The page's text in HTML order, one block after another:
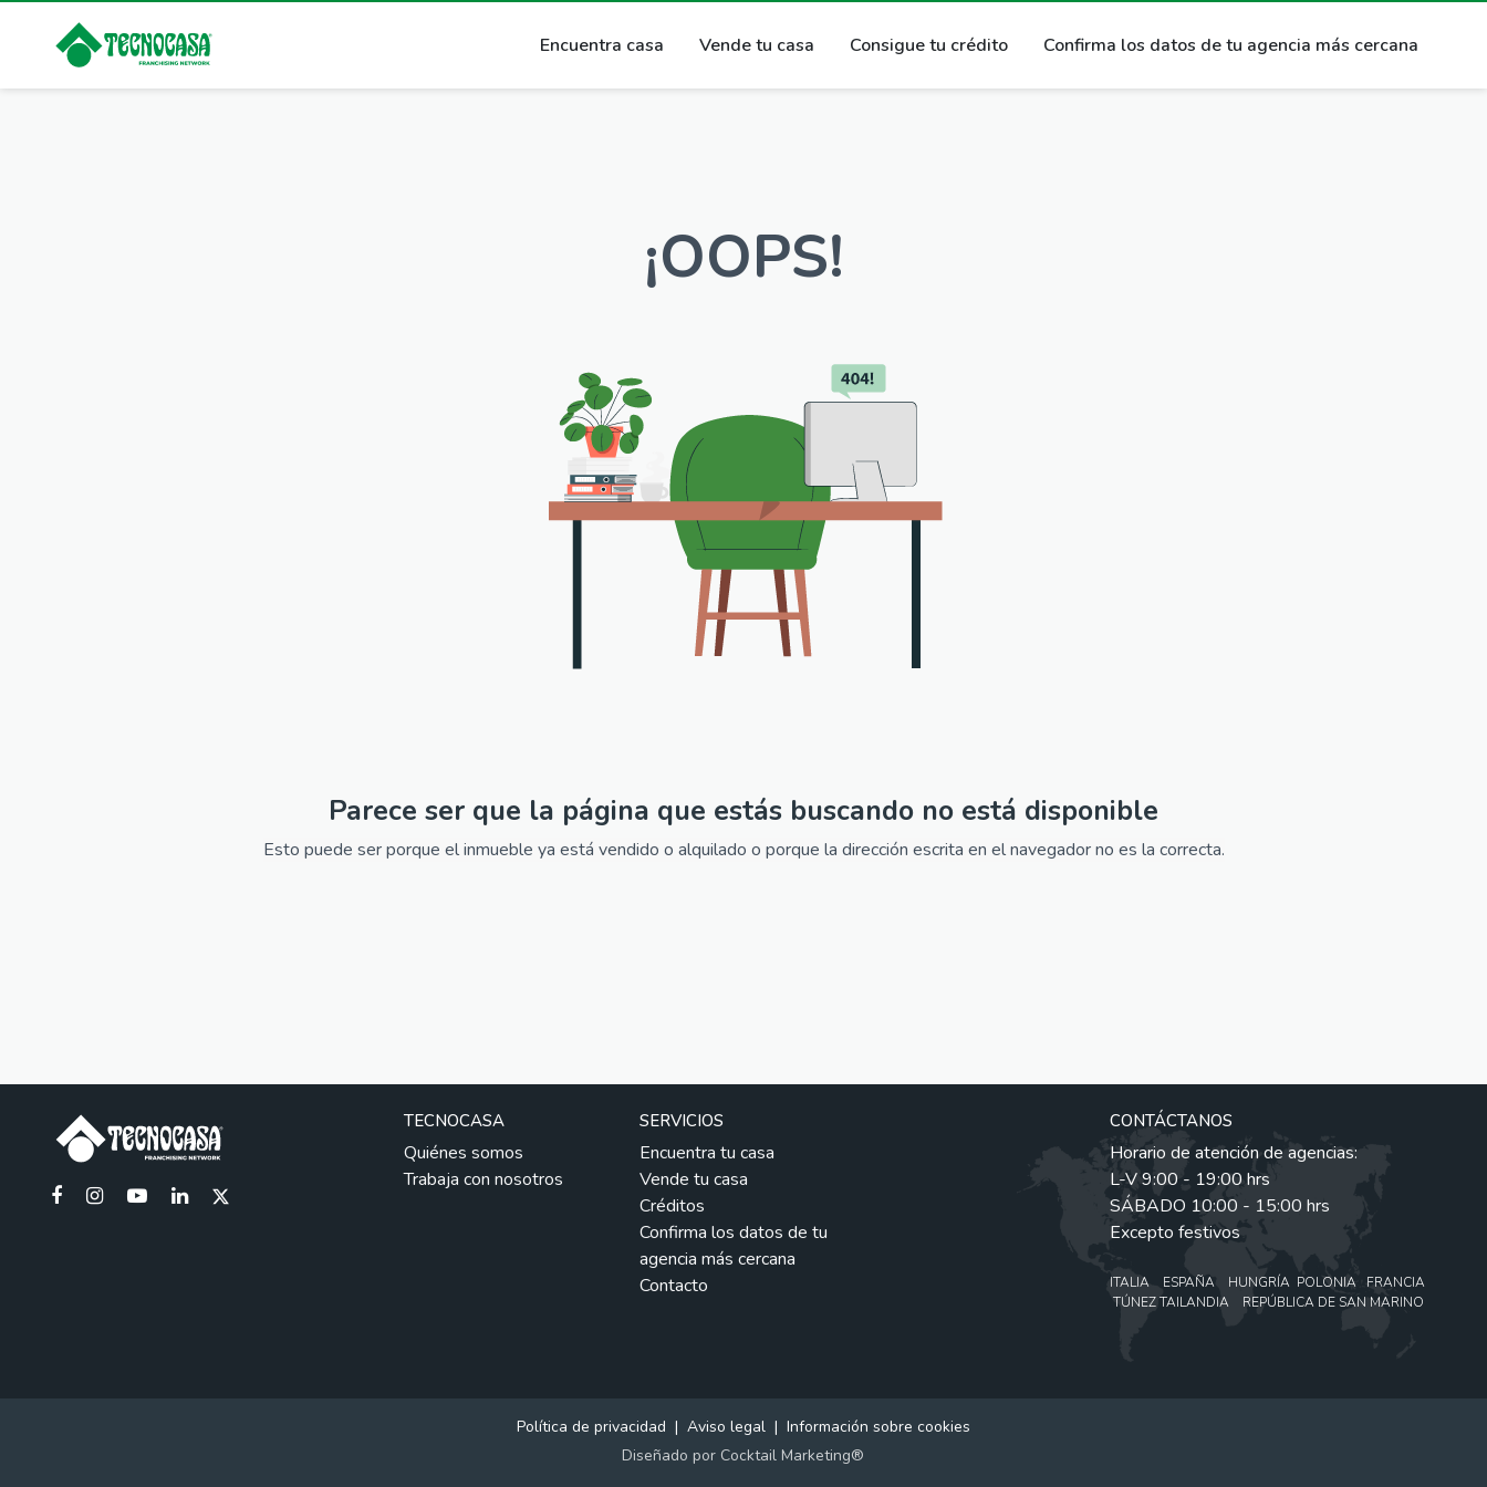
Encuentra casa Vende tu casa Consigue tu crédito Confirma los datos de tu agencia más cercana
¡OOPS!
Parece ser que la página que estás buscando no está disponible
Esto puede ser porque el inmueble ya está vendido o alquilado o porque la dirección escrita en el navegador no es la correcta.
TECNOCASA
Quiénes somos
Trabaja con nosotros
SERVICIOS
Encuentra tu casa
Vende tu casa
Créditos
Confirma los datos de tu
agencia más cercana
Contacto
CONTÁCTANOS
Horario de atención de agencias:
L-V 9:00 - 19:00 hrs
SÁBADO 10:00 - 15:00 hrs
Excepto festivos
ITALIA ESPAÑA HUNGRÍA POLONIA FRANCIA
TÚNEZ TAILANDIA REPÚBLICA DE SAN MARINO
Política de privacidad | Aviso legal| Información sobre cookies
Diseñado por Cocktail Marketing®